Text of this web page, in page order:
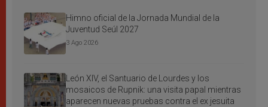
Himno oficial de la Jornada Mundial de la
Juventud Seúl 2027
3 Ago 2026
León XIV, el Santuario de Lourdes y los
mosaicos de Rupnik: una visita papal mientras
aparecen nuevas pruebas contra el ex jesuita